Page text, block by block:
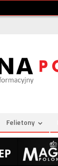
Felietony